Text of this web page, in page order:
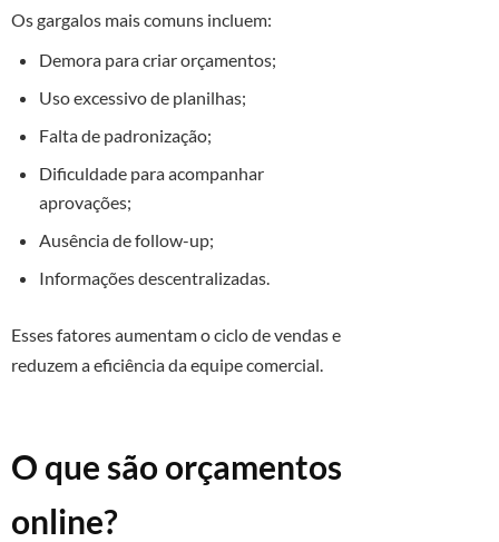
Os gargalos mais comuns incluem:
Demora para criar orçamentos;
Uso excessivo de planilhas;
Falta de padronização;
Dificuldade para acompanhar
aprovações;
Ausência de follow-up;
Informações descentralizadas.
Esses fatores aumentam o ciclo de vendas e
reduzem a eficiência da equipe comercial.
O que são orçamentos
online?